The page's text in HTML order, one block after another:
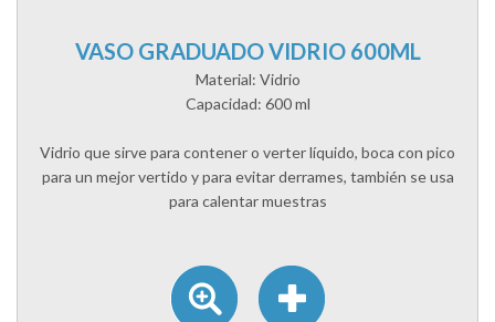
VASO GRADUADO VIDRIO 600ML
Material: Vidrio
Capacidad: 600 ml
Vidrio que sirve para contener o verter líquido, boca con pico
para un mejor vertido y para evitar derrames, también se usa
para calentar muestras